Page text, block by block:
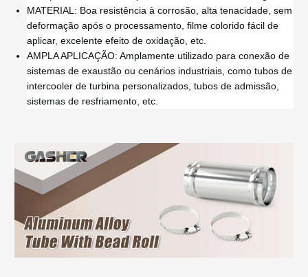
MATERIAL: Boa resistência à corrosão, alta tenacidade, sem
deformação após o processamento, filme colorido fácil de
aplicar, excelente efeito de oxidação, etc.
AMPLA APLICAÇÃO: Amplamente utilizado para conexão de
sistemas de exaustão ou cenários industriais, como tubos de
intercooler de turbina personalizados, tubos de admissão,
sistemas de resfriamento, etc.